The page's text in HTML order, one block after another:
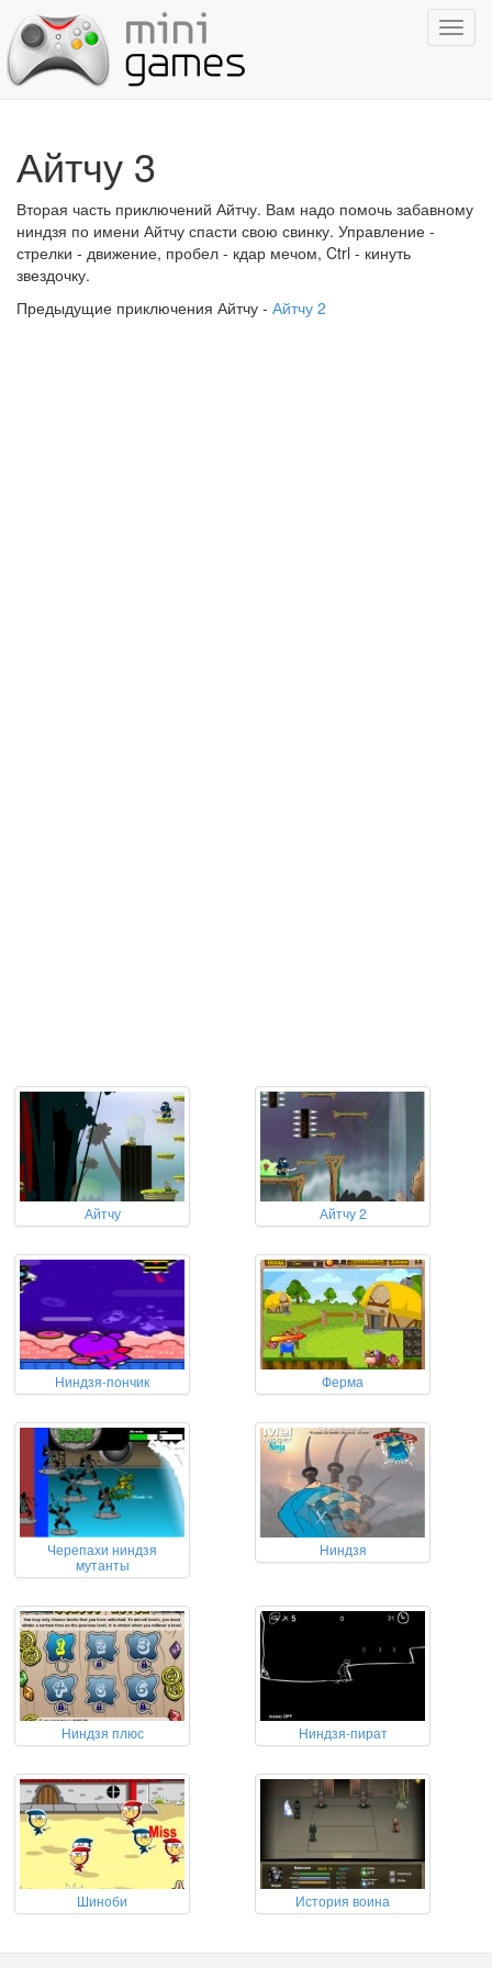
Айтчу 3
Вторая часть приключений Айтчу. Вам надо помочь забавному
ниндзя по имени Айтчу спасти свою свинку. Управление -
стрелки - движение, пробел - кдар мечом, Ctrl - кинуть
звездочку.
Предыдущие приключения Айтчу - Айтчу 2
Айтчу Айтчу 2
Ниндзя-пончик Ферма
Черепахи ниндзя
мутанты
Ниндзя
Ниндзя плюс Ниндзя-пират
Шиноби История воина